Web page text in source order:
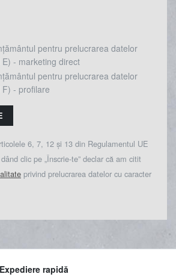
pentru prelucrarea datelor
- marketing direct
pentru prelucrarea datelor
- profilare
6, 7, 12 și 13 din Regulamentul UE
clic pe „Înscrie-te” declar că am citit
privind prelucrarea datelor cu caracter
Expediere rapidă